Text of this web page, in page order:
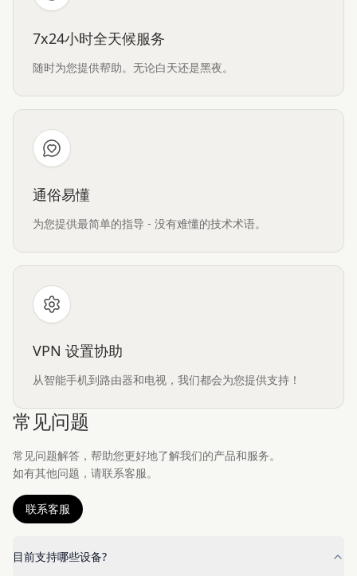
7x24小时全天候服务
随时为您提供帮助。无论白天还是黑夜。
通俗易懂
为您提供最简单的指导 - 没有难懂的技术术语。
VPN 设置协助
从智能手机到路由器和电视，我们都会为您提供支持！
常见问题
常见问题解答，帮助您更好地了解我们的产品和服务。
如有其他问题，请联系客服。
联系客服
目前支持哪些设备?